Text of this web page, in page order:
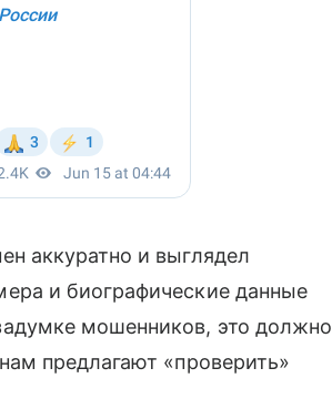
аккуратно и выглядел
и биографические данные
мошенников, это должно
предлагают «проверить»